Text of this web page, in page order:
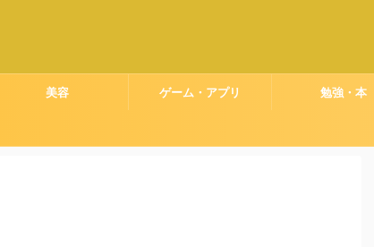
美容 ゲーム・アプリ 勉強・本